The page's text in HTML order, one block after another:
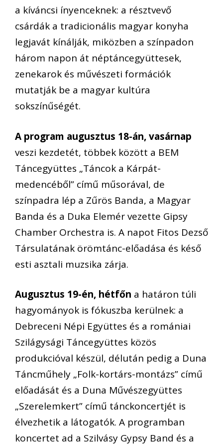
a kíváncsi ínyenceknek: a résztvevő
csárdák a tradicionális magyar konyha
legjavát kínálják, miközben a színpadon
három napon át néptáncegyüttesek,
zenekarok és művészeti formációk
mutatják be a magyar kultúra
sokszínűségét.
A program augusztus 18-án, vasárnap
veszi kezdetét, többek között a BEM
Táncegyüttes „Táncok a Kárpát-
medencéből” című műsorával, de
színpadra lép a Zűrös Banda, a Magyar
Banda és a Duka Elemér vezette Gipsy
Chamber Orchestra is. A napot Fitos Dezső
Társulatának örömtánc-előadása és késő
esti asztali muzsika zárja.
Augusztus 19-én, hétfőn a határon túli
hagyományok is fókuszba kerülnek: a
Debreceni Népi Együttes és a romániai
Szilágysági Táncegyüttes közös
produkcióval készül, délután pedig a Duna
Táncműhely „Folk-kortárs-montázs” című
előadását és a Duna Művészegyüttes
„Szerelemkert” című tánckoncertjét is
élvezhetik a látogatók. A programban
koncertet ad a Szilvásy Gypsy Band és a